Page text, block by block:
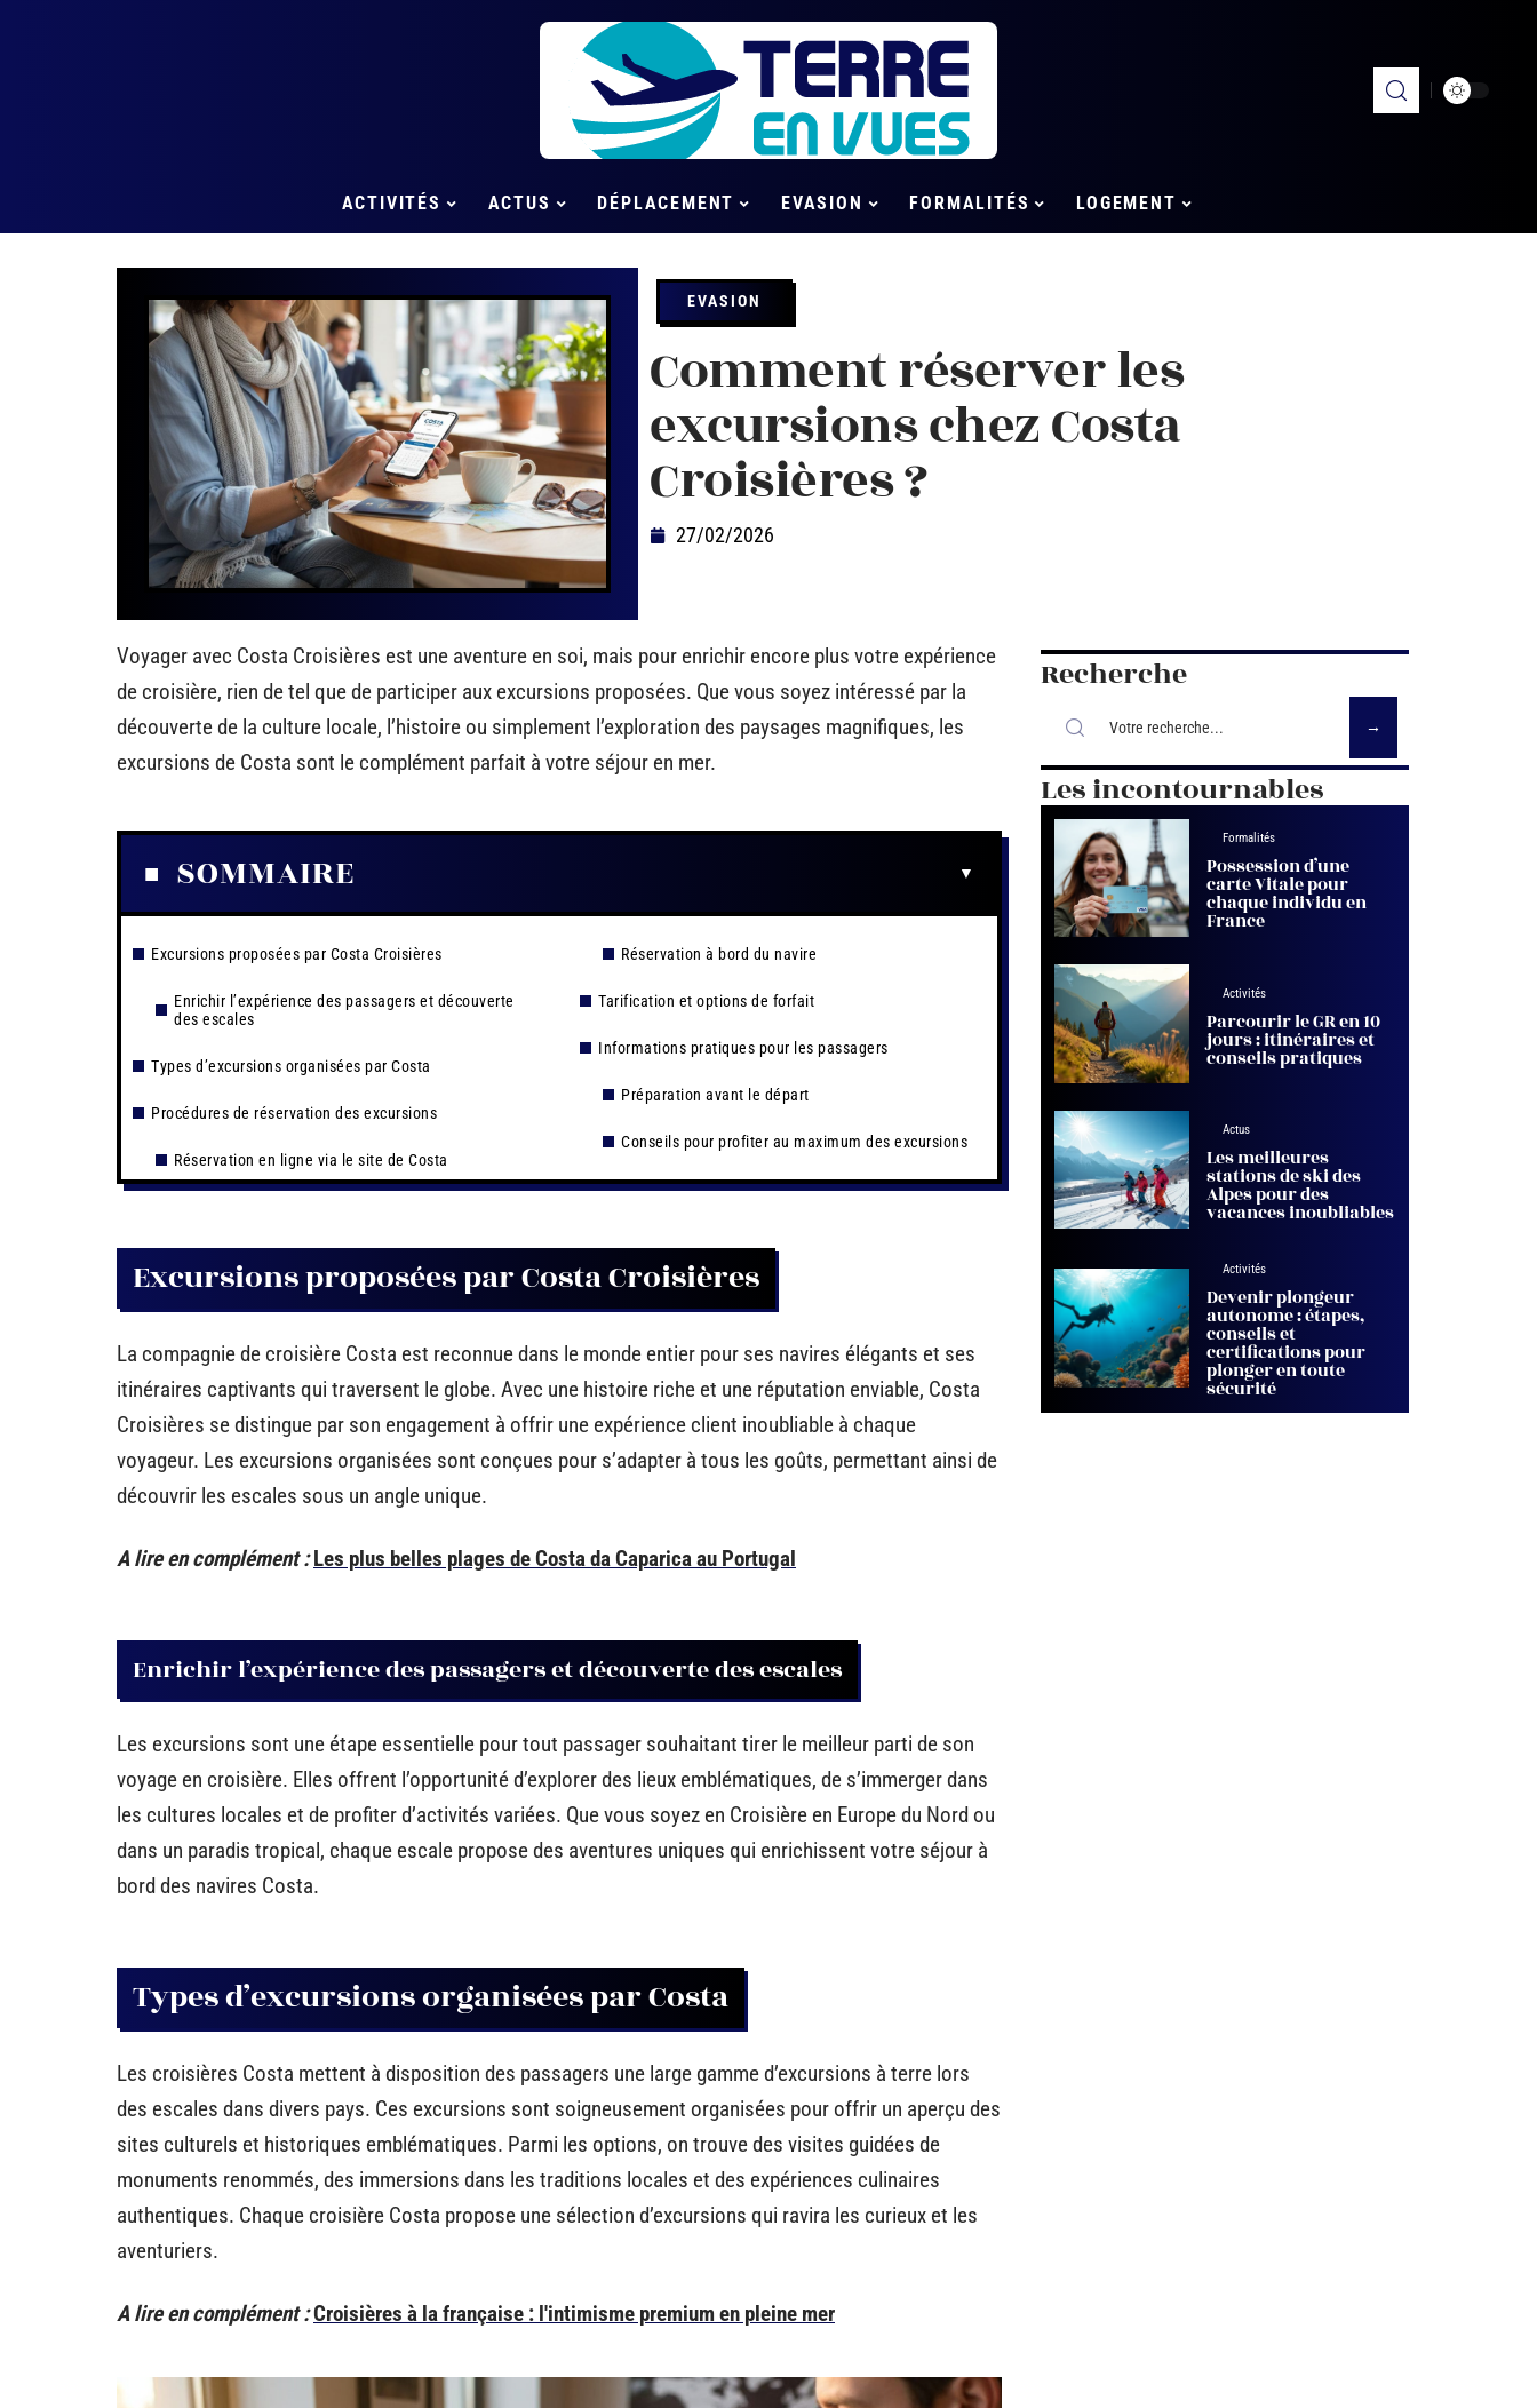
ACTIVITÉS ACTUS DÉPLACEMENT EVASION FORMALITÉS LOGEMENT
EVASION
Comment réserver les
excursions chez Costa
Croisières ?
27/02/2026
Voyager avec Costa Croisières est une aventure en soi, mais pour enrichir encore plus votre expérience
de croisière, rien de tel que de participer aux excursions proposées. Que vous soyez intéressé par la
découverte de la culture locale, l’histoire ou simplement l’exploration des paysages magnifiques, les
excursions de Costa sont le complément parfait à votre séjour en mer.
SOMMAIRE
Excursions proposées par Costa Croisières
Enrichir l’expérience des passagers et découverte
des escales
Types d’excursions organisées par Costa
Procédures de réservation des excursions
Réservation en ligne via le site de Costa
Réservation à bord du navire
Tarification et options de forfait
Informations pratiques pour les passagers
Préparation avant le départ
Conseils pour profiter au maximum des excursions
Excursions proposées par Costa Croisières
La compagnie de croisière Costa est reconnue dans le monde entier pour ses navires élégants et ses
itinéraires captivants qui traversent le globe. Avec une histoire riche et une réputation enviable, Costa
Croisières se distingue par son engagement à offrir une expérience client inoubliable à chaque
voyageur. Les excursions organisées sont conçues pour s’adapter à tous les goûts, permettant ainsi de
découvrir les escales sous un angle unique.
A lire en complément : Les plus belles plages de Costa da Caparica au Portugal
Enrichir l’expérience des passagers et découverte des escales
Les excursions sont une étape essentielle pour tout passager souhaitant tirer le meilleur parti de son
voyage en croisière. Elles offrent l’opportunité d’explorer des lieux emblématiques, de s’immerger dans
les cultures locales et de profiter d’activités variées. Que vous soyez en Croisière en Europe du Nord ou
dans un paradis tropical, chaque escale propose des aventures uniques qui enrichissent votre séjour à
bord des navires Costa.
Types d’excursions organisées par Costa
Les croisières Costa mettent à disposition des passagers une large gamme d’excursions à terre lors
des escales dans divers pays. Ces excursions sont soigneusement organisées pour offrir un aperçu des
sites culturels et historiques emblématiques. Parmi les options, on trouve des visites guidées de
monuments renommés, des immersions dans les traditions locales et des expériences culinaires
authentiques. Chaque croisière Costa propose une sélection d’excursions qui ravira les curieux et les
aventuriers.
A lire en complément :Croisières à la française : l'intimisme premium en pleine mer
Recherche
Les incontournables
Formalités
Possession d’une
carte Vitale pour
chaque individu en
France
Activités
Parcourir le GR en 10
jours : itinéraires et
conseils pratiques
Actus
Les meilleures
stations de ski des
Alpes pour des
vacances inoubliables
Activités
Devenir plongeur
autonome : étapes,
conseils et
certifications pour
plonger en toute
sécurité